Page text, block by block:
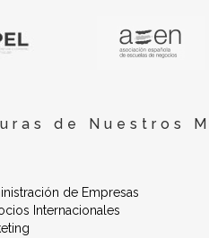
de Nuestros
de Empresas
Internacionales